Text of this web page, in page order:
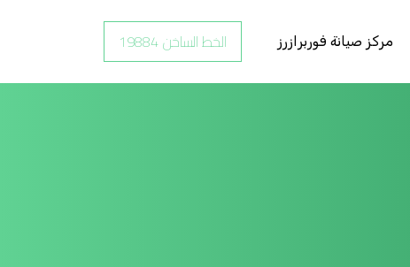
مركز صيانة فوربرازرز الخط الساخن 19884